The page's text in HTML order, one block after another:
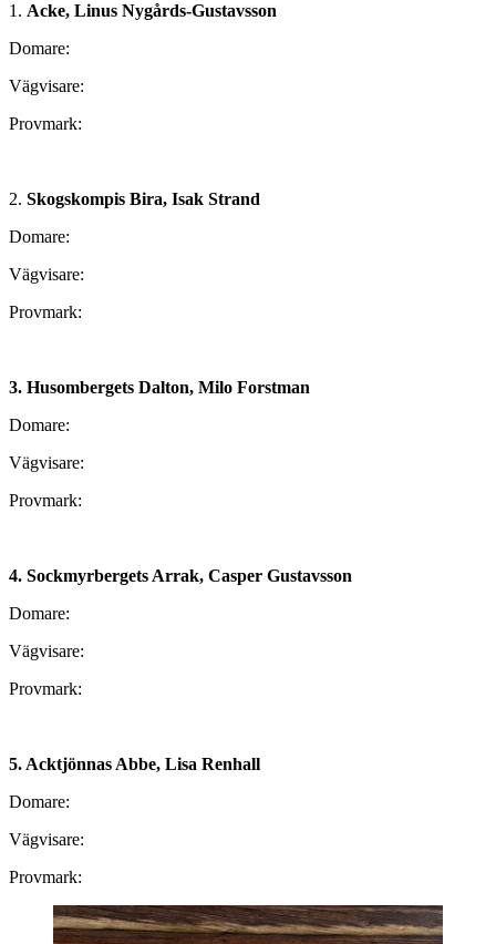
1. Acke, Linus Nygårds-Gustavsson
Domare:
Vägvisare:
Provmark:
2. Skogskompis Bira, Isak Strand
Domare:
Vägvisare:
Provmark:
3. Husombergets Dalton, Milo Forstman
Domare:
Vägvisare:
Provmark:
4. Sockmyrbergets Arrak, Casper Gustavsson
Domare:
Vägvisare:
Provmark:
5. Acktjönnas Abbe, Lisa Renhall
Domare:
Vägvisare:
Provmark: